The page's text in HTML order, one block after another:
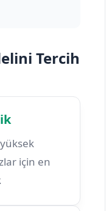
Tercih
için en